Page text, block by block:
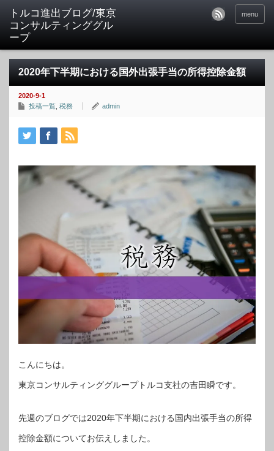
トルコ進出ブログ/東京
コンサルティンググル
ープ
menu
2020年下半期における国外出張手当の所得控除金額
2020-9-1
投稿一覧 税務 admin
こんにちは。
東京コンサルティンググループトルコ支社の吉田瞬です。
先週のブログでは2020年下半期における国内出張手当の所得
控除金額についてお伝えしました。